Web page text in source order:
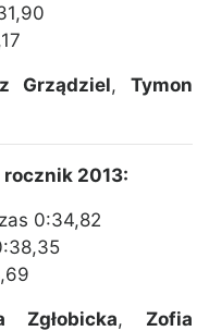
Grządziel, Tymon
2013:
0:34,82
Zgłobicka, Zofia